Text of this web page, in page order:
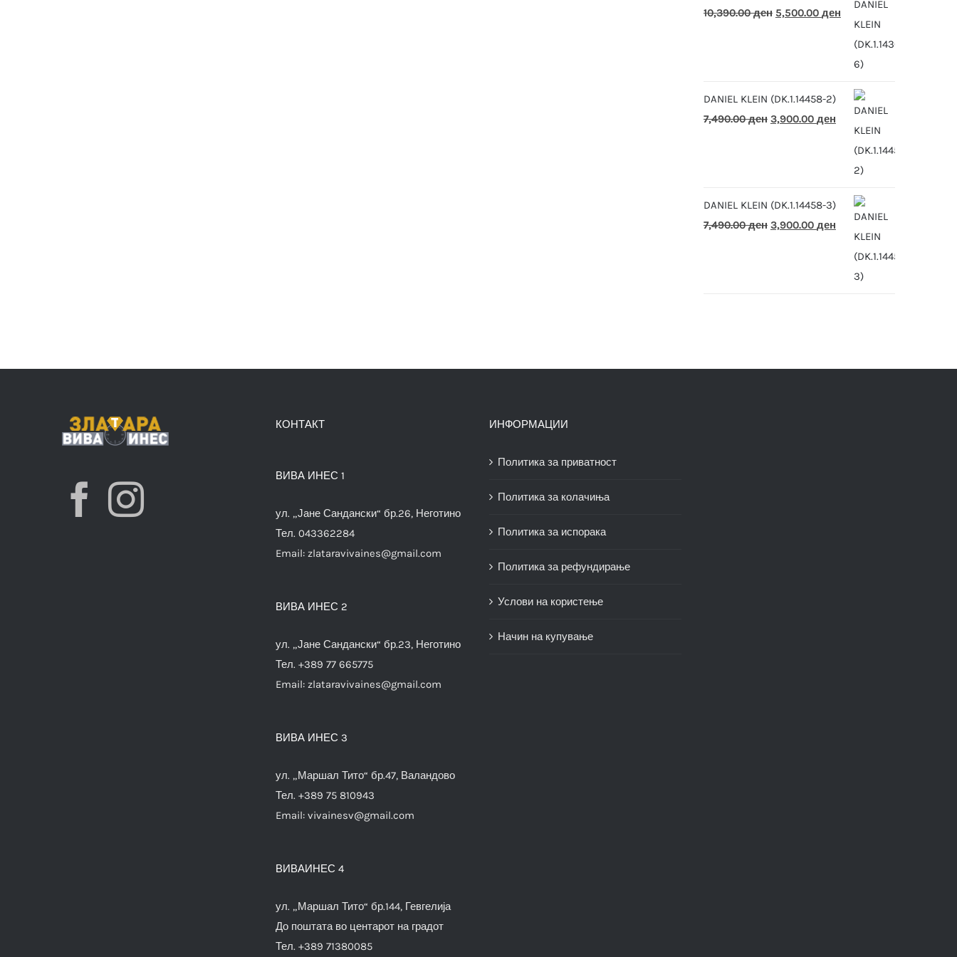
10,390.00ден Original
5,500.00 денCurrent
price
5,500.00 ден.
DANIEL KLEIN (DK.1.14458-2)
7,490.00ден Original
3,900.00 денCurrent
price
3,900.00 ден.
DANIEL KLEIN (DK.1.14458-3)
7,490.00ден Original
3,900.00 денCurrent
price
3,900.00 ден.
КОНТАКТ
ВИВА ИНЕС 1
ул. „Јане Сандански“ бр.26, Неготино
Тел. 043362284
Email: zlataravivaines@gmail.com
ВИВА ИНЕС 2
ул. „Јане Сандански“ бр.23, Неготино
Тел. +389 77 665775
Email: zlataravivaines@gmail.com
ВИВА ИНЕС 3
ул. „Маршал Тито“ бр.47, Валандово
Тел. +389 75 810943
Email: vivainesv@gmail.com
ВИВАИНЕС 4
ул. „Маршал Тито“ бр.144, Гевгелија
До поштата во центарот на градот
Тел. +389 71380085
ИНФОРМАЦИИ
Политика за приватност
Политика за колачиња
Политика за испорака
Политика за рефундирање
Услови на користење
Начин на купување